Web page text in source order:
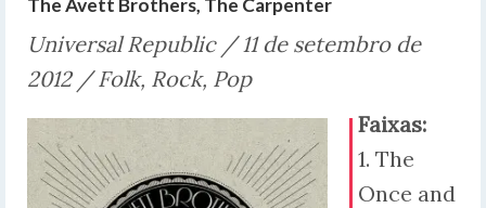
Universal Republic / 11 de setembro de
2012 / Folk, Rock, Pop
Faixas:
1. The
Once and